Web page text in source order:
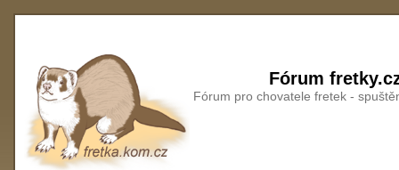
Fórum
Fórum pro chovatele fretek -